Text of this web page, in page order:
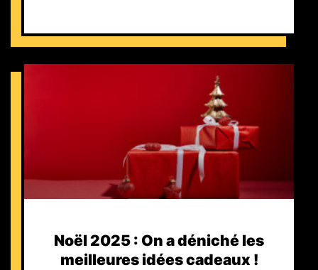
Noël 2025 : On a déniché les
meilleures idées cadeaux !